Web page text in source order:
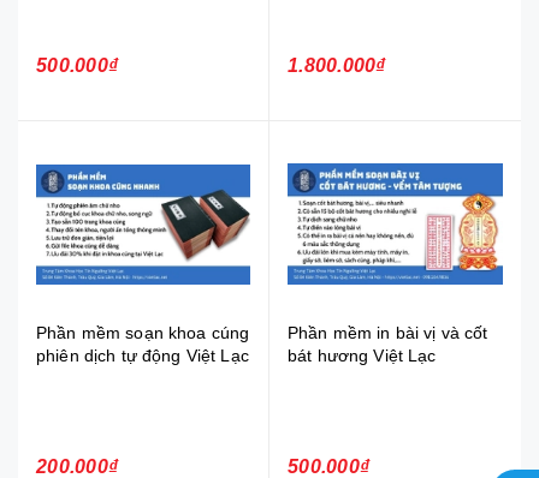
500.000₫ 1.800.000₫
Phần mềm soạn khoa cúng
phiên dịch tự động Việt Lạc
200.000₫
Phần mềm in bài vị và cốt
bát hương Việt Lạc
500.000₫